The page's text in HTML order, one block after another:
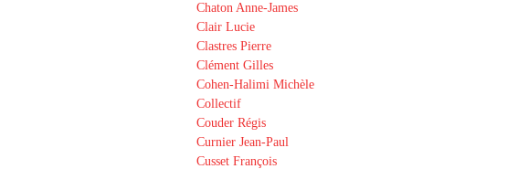
Chaton Anne-James
Clair Lucie
Clastres Pierre
Clément Gilles
Cohen-Halimi Michèle
Collectif
Couder Régis
Curnier Jean-Paul
Cusset François